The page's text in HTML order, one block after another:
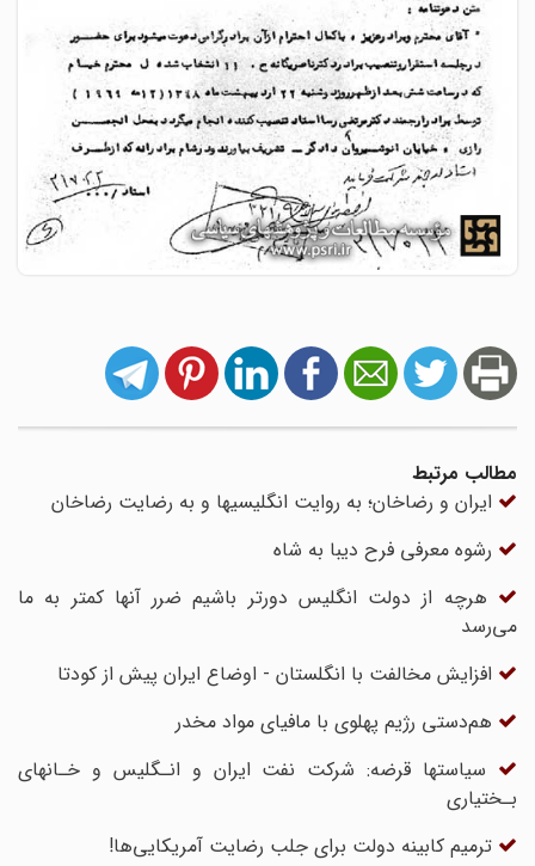
مطالب مرتبط
ایران و رضاخان؛ به روایت انگلیسیها و به رضایت رضاخان
رشوه معرفی فرح دیبا به شاه
هرچه از دولت انگلیس دورتر باشیم ضرر آنها کمتر به ما
می‌رسد
افزایش مخالفت با انگلستان - اوضاع ایران پیش از کودتا
هم‌دستی رژیم پهلوی با مافیای مواد مخدر
سیاستها قرضه: شرکت نفت ایران و انـگلیس‌ و خـانهای‌
بـختیاری‌
ترمیم کابینه دولت برای جلب رضایت آمریکایی‌ها!